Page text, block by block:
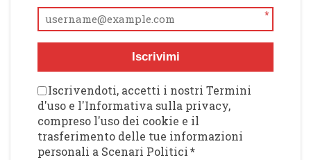
*
Iscrivimi
Iscrivendoti, accetti i nostri Termini
d'uso e l'Informativa sulla privacy,
compreso l'uso dei cookie e il
trasferimento delle tue informazioni
personali a Scenari Politici*